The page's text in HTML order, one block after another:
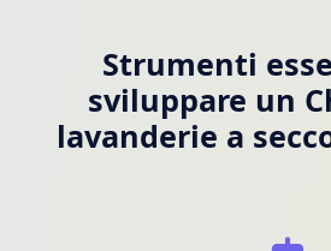
Strumenti
sviluppare un
lavanderie a